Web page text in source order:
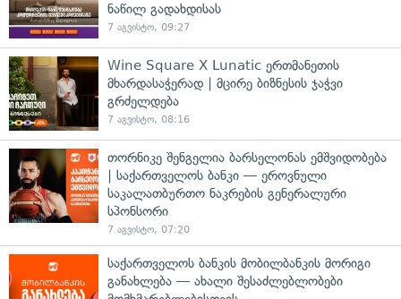
ნაწილ გადახდისას
7 აგვისტო, 09:27
Wine Square X Lunatic ერთმანეთის
მხარდასაჭერად | მცირე ბიზნესის ჯაჭვი
გრძელდება
7 აგვისტო, 08:16
თორნიკე შენგელია ბარსელონას ემშვიდობება
| საქართველოს ბანკი — ეროვნული
საკალათბურთო ნაკრების გენერალური
სპონსორი
7 აგვისტო, 07:20
საქართველოს ბანკის მობილბანკის მორიგი
განახლება — ახალი შესაძლებლობები